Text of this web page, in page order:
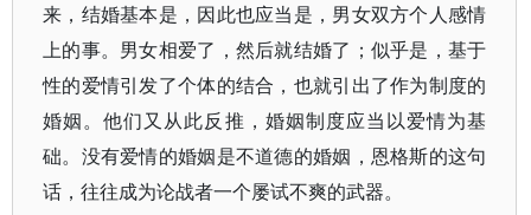
来，结婚基本是，因此也应当是，男女双方个人感情
上的事。男女相爱了，然后就结婚了；似乎是，基于
性的爱情引发了个体的结合，也就引出了作为制度的
婚姻。他们又从此反推，婚姻制度应当以爱情为基
础。没有爱情的婚姻是不道德的婚姻，恩格斯的这句
话，往往成为论战者一个屡试不爽的武器。